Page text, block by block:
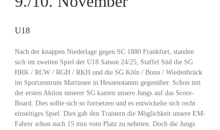
U18
Nach der knappen Niederlage gegen SC 1880 Frankfurt, standen
sich im zweiten Spiel der U18 Saison 24/25, Staffel Süd die SG
HRK / RCW / RGH / RKH und die SG Köln / Bonn / Wiedenbrück
im Sportzentrum Martinsee in Heusenstamm gegenüber. Schon mit
der ersten Aktion unserer SG kamen unsere Jungs auf das Score-
Board. Dies sollte sich so fortsetzen und es entwickelte sich recht
einseitiges Spiel. Dies gab den Trainern die Möglichkeit unsere EM-
Fahrer schon nach 15 min vom Platz zu nehmen. Doch die Jungs